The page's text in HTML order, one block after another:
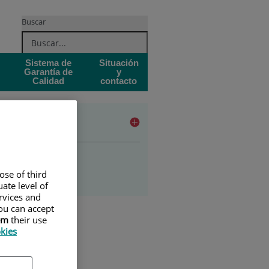
Buscar
Sistema de
Garantía de
Calidad
Situación
y
contacto
of third
level of
and
can accept
their use